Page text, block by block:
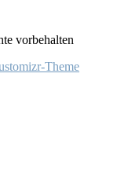
vorbehalten
Theme